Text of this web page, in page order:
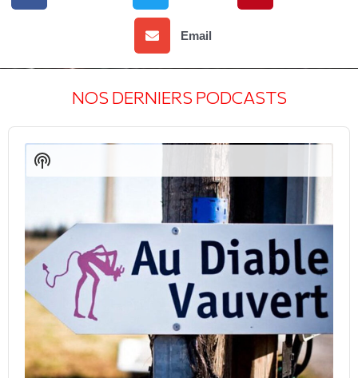
Email
NOS DERNIERS PODCASTS
Audio
Player
Show
Podcast